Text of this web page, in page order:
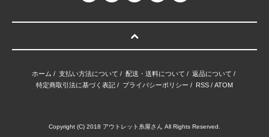
ホーム / 支払い方法について / 配送・送料について / 返品について /
特定商取引法に基づく表記 / プライバシーポリシー / RSS / ATOM
Copyright (C) 2018 アウトレット糸屋さん All Rights Reserved.